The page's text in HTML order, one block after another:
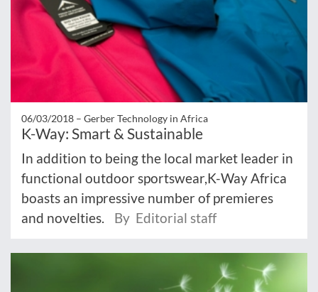
06/03/2018 – Gerber Technology in Africa
K-Way: Smart & Sustainable
In addition to being the local market leader in
functional outdoor sportswear,K-Way Africa
boasts an impressive number of premieres
and novelties.
By Editorial staff